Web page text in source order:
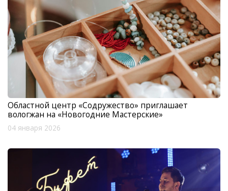
Областной центр «Содружество» приглашает
вологжан на «Новогодние Мастерские»
04 января 2026